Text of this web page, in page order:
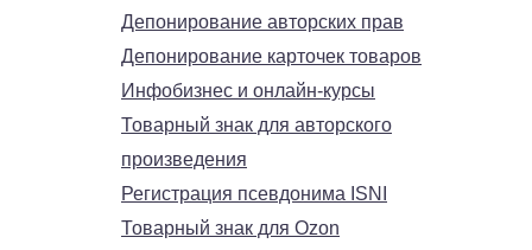
Депонирование авторских прав
Депонирование карточек товаров
Инфобизнес и онлайн-курсы
Товарный знак для авторского
произведения
Регистрация псевдонима ISNI
Товарный знак для Ozon